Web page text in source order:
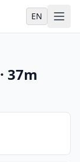
EN
· 37m